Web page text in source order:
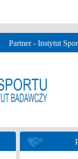
Partner - Instytut